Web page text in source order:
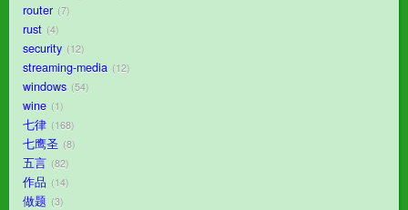
router 7
rust 4
security 12
streaming-media 12
windows 54
wine 1
七律 168
七鹰圣 8
五言 82
作品 14
做题 3